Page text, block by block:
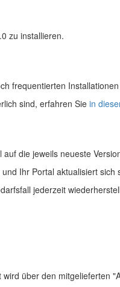
zu installieren.
frequentierten
sind, erfahren Sie in
die jeweils neueste
Ihr Portal aktualisiert sich
jederzeit
über den mitgelieferten